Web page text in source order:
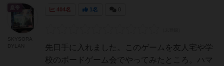
404名 1名
先日手に入れました。このゲームを友人宅や学
校のボードゲーム会でやってみたところ。ハマ
皇帝